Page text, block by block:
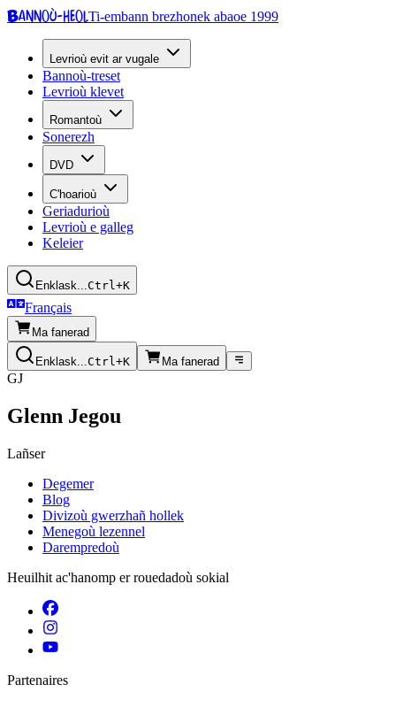
Bannoù-heolTi-embann brezhonek abaoe 1999
Levrioù evit ar vugale
Bannoù-treset
Levrioù klevet
Romantoù
Sonerezh
DVD
C'hoarioù
Geriadurioù
Levrioù e galleg
Keleier
Enklask...Ctrl+K
Français
Ma fanerad
Enklask...Ctrl+K Ma fanerad
GJ
Glenn Jegou
Lañser
Degemer
Blog
Divizoù gwerzhañ hollek
Menegoù lezennel
Darempredoù
Heuilhit ac'hanomp er rouedadoù sokial
Partenaires